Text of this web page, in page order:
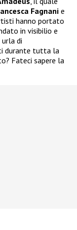
Fagnanie
hanno portato
in visibilio e
di
durante tutta la
Fateci sapere la